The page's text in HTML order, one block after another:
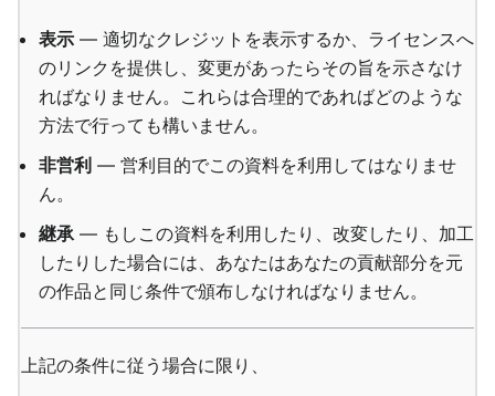
表示 — 適切なクレジットを表示するか、ライセンスへ
のリンクを提供し、変更があったらその旨を示さなけ
ればなりません。これらは合理的であればどのような
方法で行っても構いません。
非営利 — 営利目的でこの資料を利用してはなりませ
ん。
継承— もしこの資料を利用したり、改変したり、加工
したりした場合には、あなたはあなたの貢献部分を元
の作品と同じ条件で頒布しなければなりません。
上記の条件に従う場合に限り、